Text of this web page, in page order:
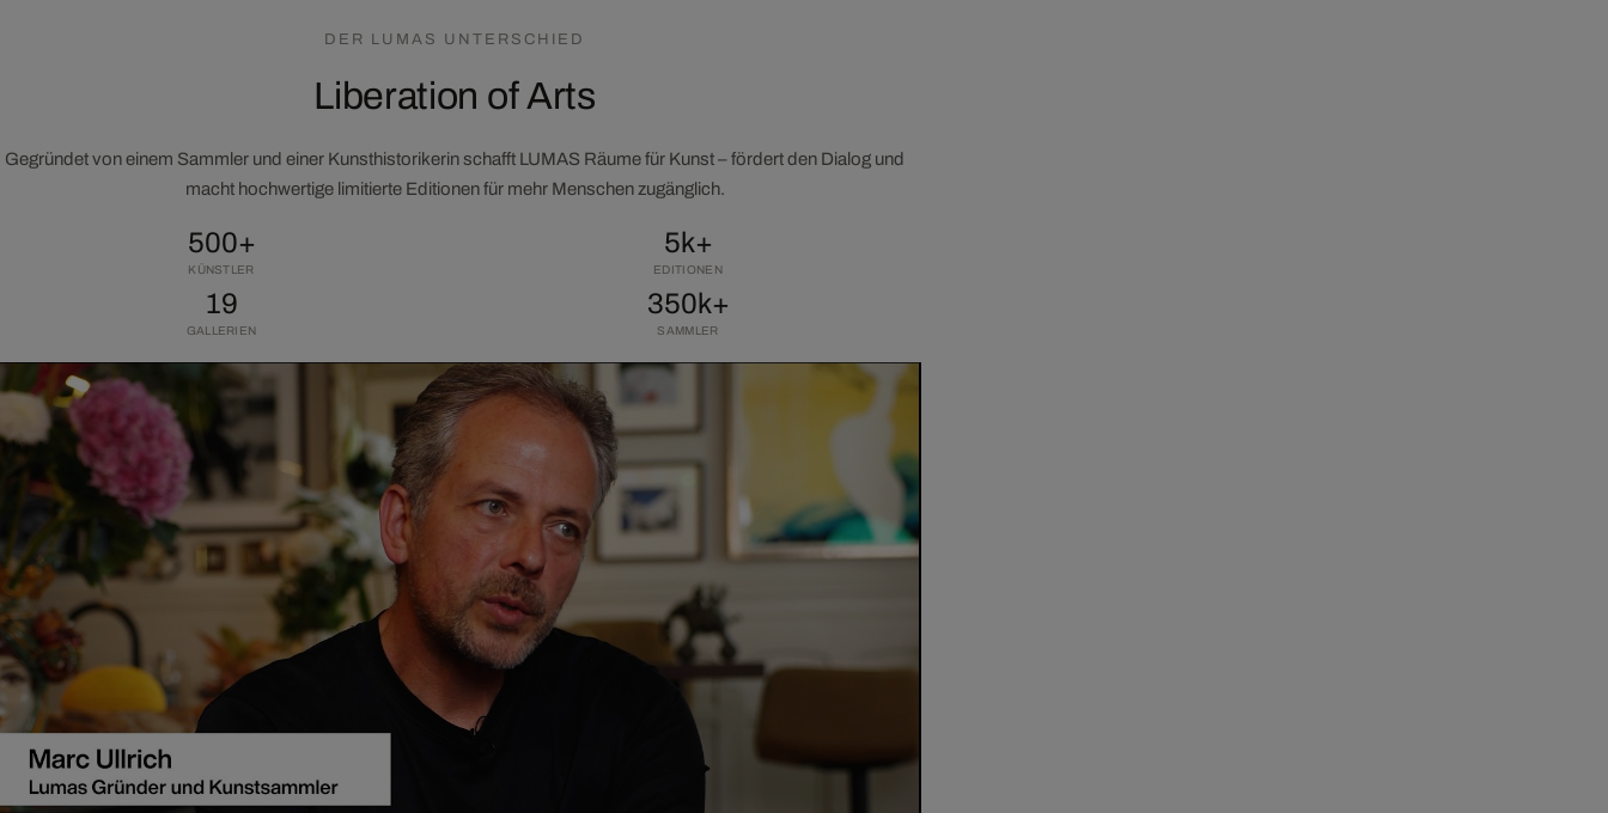
DER LUMAS UNTERSCHIED
Liberation of Arts
Gegründet von einem Sammler und einer Kunsthistorikerin schafft LUMAS Räume für Kunst – fördert den Dialog und
macht hochwertige limitierte Editionen für mehr Menschen zugänglich.
500+
KÜNSTLER
5k+
EDITIONEN
19
GALLERIEN
350k+
SAMMLER